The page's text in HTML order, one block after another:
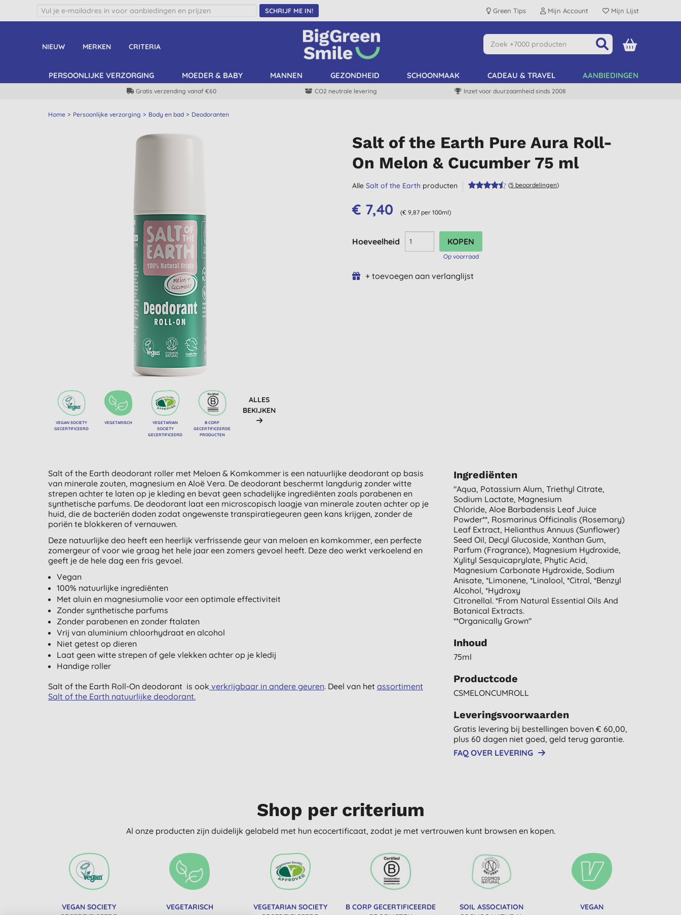
SCHRIJF ME IN! Green Tips Mijn Account Mijn Lijst
NIEUW MERKEN CRITERIA
PERSOONLIJKE VERZORGING MOEDER & BABY MANNEN GEZONDHEID SCHOONMAAK CADEAU & TRAVEL AANBIEDINGEN
Gratis verzending vanaf €60 CO2 neutrale levering Inzet voor duurzaamheid sinds 2008
Home Persoonlijke verzorging Body en bad Deodoranten
VEGAN SOCIETY
GECERTIFICEERD
VEGETARISCH
VEGETARIAN
SOCIETY
GECERTIFICEERD
B CORP
GECERTIFICEERDE
PRODUCTEN
ALLES
BEKIJKEN
Salt of the Earth Pure Aura Roll-
On Melon & Cucumber 75 ml
AlleSalt of the Earth producten (5 beoordelingen)
€ 7,40 (€ 9,87 per 100ml)
Hoeveelheid
Op voorraad
+ toevoegen aan verlanglijst
Salt of the Earth deodorant roller met Meloen & Komkommer is een natuurlijke deodorant op basis
van minerale zouten, magnesium en Aloë Vera. De deodorant beschermt langdurig zonder witte
strepen achter te laten op je kleding en bevat geen schadelijke ingrediënten zoals parabenen en
synthetische parfums. De deodorant laat een microscopisch laagje van minerale zouten achter op je
huid, die de bacteriën doden zodat ongewenste transpiratiegeuren geen kans krijgen, zonder de
poriën te blokkeren of vernauwen.
Deze natuurlijke deo heeft een heerlijk verfrissende geur van meloen en komkommer, een perfecte
zomergeur of voor wie graag het hele jaar een zomers gevoel heeft. Deze deo werkt verkoelend en
geeft je de hele dag een fris gevoel.
Vegan
100% natuurlijke ingrediënten
Met aluin en magnesiumolie voor een optimale effectiviteit
Zonder synthetische parfums
Zonder parabenen en zonder ftalaten
Vrij van aluminium chloorhydraat en alcohol
Niet getest op dieren
Laat geen witte strepen of gele vlekken achter op je kledij
Handige roller
Salt of the Earth Roll-On deodorant is ook verkrijgbaar in andere geuren. Deel van het assortiment
Salt of the Earth natuurlijke deodorant.
Ingrediënten
"aqua, Potassium Alum, Triethyl Citrate,
Sodium Lactate, Magnesium
Chloride, Aloe Barbadensis Leaf Juice
Powder**, Rosmarinus Officinalis (rosemary)
Leaf Extract, Helianthus Annuus (sunflower)
Seed Oil, Decyl Glucoside, Xanthan Gum,
Parfum (fragrance), Magnesium Hydroxide,
Xylityl Sesquicaprylate, Phytic Acid,
Magnesium Carbonate Hydroxide, Sodium
Anisate, *limonene, *linalool, *citral, *benzyl
Alcohol, *hydroxy
Citronellal. *from Natural Essential Oils And
Botanical Extracts.
**organically Grown"
Inhoud
75ml
Productcode
CSMELONCUMROLL
Leveringsvoorwaarden
Gratis levering bij bestellingen boven € 60,00,
plus 60 dagen niet goed, geld terug garantie.
FAQ OVER LEVERING
Shop per criterium
Al onze producten zijn duidelijk gelabeld met hun ecocertificaat, zodat je met vertrouwen kunt browsen en kopen.
VEGAN SOCIETY
VEGETARISCH
VEGETARIAN SOCIETY
B CORP GECERTIFICEERDE
SOIL ASSOCIATION
VEGAN